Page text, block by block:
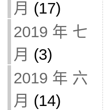
月 (17)
2019 年 七
月 (3)
2019 年 六
月 (14)